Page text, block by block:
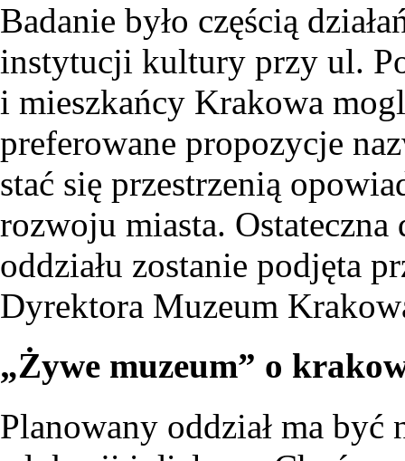
Badanie było częścią
instytucji kultury przy ul.
i mieszkańcy Krakowa
preferowane propozycje
stać się przestrzenią
rozwoju miasta.
oddziału zostanie podjęta
Dyrektora Muzeum
„Żywe muzeum” o
Planowany oddział ma być